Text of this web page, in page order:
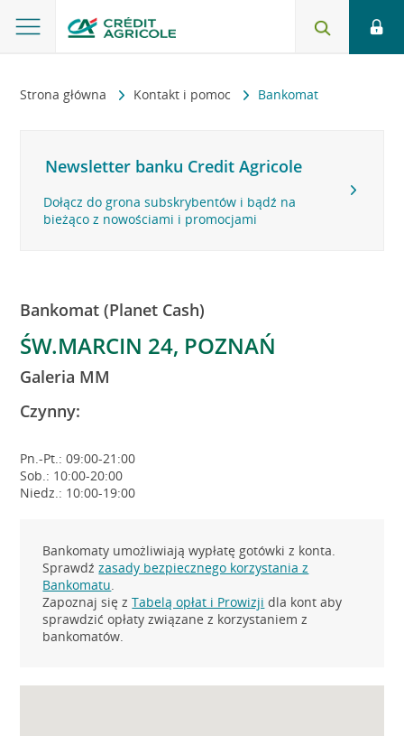
Strona główna Kontakt i pomoc Bankomat
Newsletter banku Credit Agricole
Dołącz do grona subskrybentów i bądź na
bieżąco z nowościami i promocjami
Bankomat (Planet Cash)
ŚW.MARCIN 24, POZNAŃ
Galeria MM
Czynny:
Pn.-Pt.: 09:00-21:00
Sob.: 10:00-20:00
Niedz.: 10:00-19:00
Bankomaty umożliwiają wypłatę gotówki z konta.
Sprawdźzasady bezpiecznego korzystania z
Bankomatu.
Zapoznaj się zTabelą opłat i Prowizji dla kont aby
sprawdzić opłaty związane z korzystaniem z
bankomatów.